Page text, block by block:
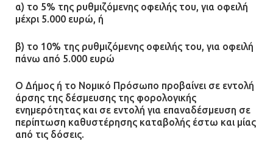
α) το 5% της ρυθμιζόμενης οφειλής του, για οφειλή
μέχρι 5.000 ευρώ, ή
β) το 10% της ρυθμιζόμενης οφειλής του, για οφειλή
πάνω από 5.000 ευρώ
Ο Δήμος ή το Νομικό Πρόσωπο προβαίνει σε εντολή
άρσης της δέσμευσης της φορολογικής
ενημερότητας και σε εντολή για επαναδέσμευση σε
περίπτωση καθυστέρησης καταβολής έστω και μίας
από τις δόσεις.